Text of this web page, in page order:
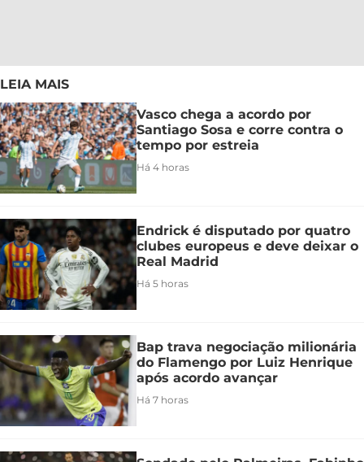
LEIA MAIS
Vasco chega a acordo por
Santiago Sosa e corre contra o
tempo por estreia
Há 4 horas
Endrick é disputado por quatro
clubes europeus e deve deixar o
Real Madrid
Há 5 horas
Bap trava negociação milionária
do Flamengo por Luiz Henrique
após acordo avançar
Há 7 horas